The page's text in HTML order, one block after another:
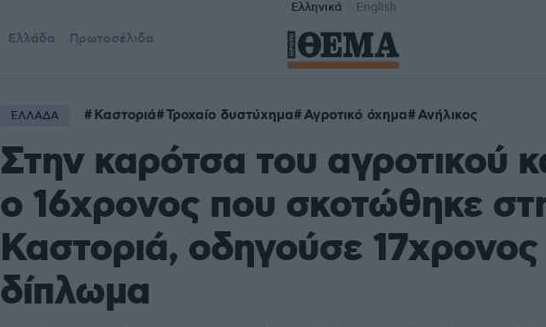
Ελληνικά English
Ελλάδα Πρωτοσέλιδα
ΕΛΛΑΔΑ Καστοριά Τροχαίο δυστύχημα Αγροτικό όχημα Ανήλικος
Στην καρότσα του αγροτικού
ο 16χρονος που σκοτώθηκε
Καστοριά, οδηγούσε
δίπλωμα